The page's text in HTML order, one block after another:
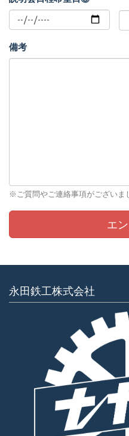
備考
※ご質問やご連絡事項がございま
永田鉄工株式会社